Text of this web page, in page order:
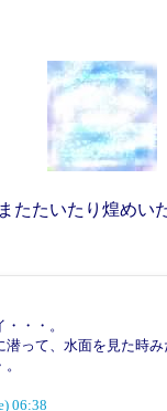
またたいたり煌めい
・・。
潜って、水面を見た時
06:38